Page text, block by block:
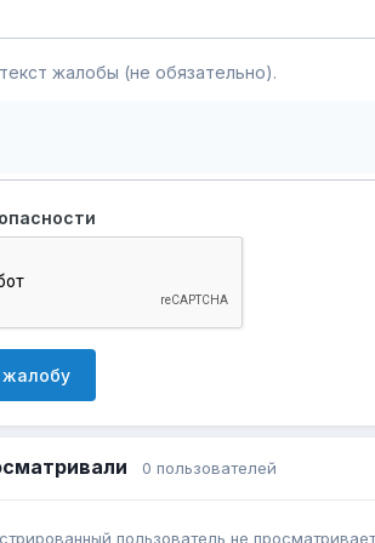
жалобы (не обязательно).
жалобу
0 пользователей
пользователь не